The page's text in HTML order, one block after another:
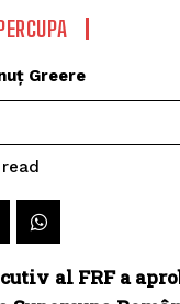
Greere
read
al FRF a